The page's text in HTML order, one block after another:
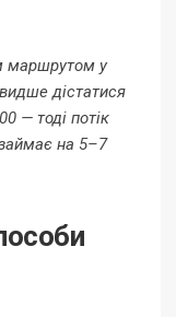
маршрутом у
дістатися
— тоді потік
на 5–7